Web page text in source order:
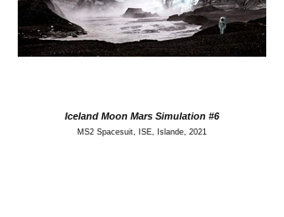
Iceland Moon Mars Simulation #6
MS2 Spacesuit, ISE, Islande, 2021